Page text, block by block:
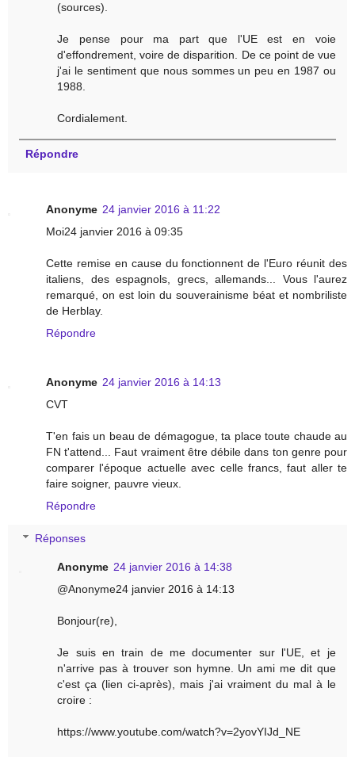
(sources).
Je pense pour ma part que l'UE est en voie
d'effondrement, voire de disparition. De ce point de vue
j'ai le sentiment que nous sommes un peu en 1987 ou
1988.
Cordialement.
Répondre
Anonyme 24 janvier 2016 à 11:22
Moi24 janvier 2016 à 09:35
Cette remise en cause du fonctionnent de l'Euro réunit des
italiens, des espagnols, grecs, allemands... Vous l'aurez
remarqué, on est loin du souverainisme béat et nombriliste
de Herblay.
Répondre
Anonyme 24 janvier 2016 à 14:13
CVT
T'en fais un beau de démagogue, ta place toute chaude au
FN t'attend... Faut vraiment être débile dans ton genre pour
comparer l'époque actuelle avec celle francs, faut aller te
faire soigner, pauvre vieux.
Répondre
Réponses
Anonyme 24 janvier 2016 à 14:38
@Anonyme24 janvier 2016 à 14:13
Bonjour(re),
Je suis en train de me documenter sur l'UE, et je
n'arrive pas à trouver son hymne. Un ami me dit que
c'est ça (lien ci-après), mais j'ai vraiment du mal à le
croire :
https://www.youtube.com/watch?v=2yovYIJd_NE